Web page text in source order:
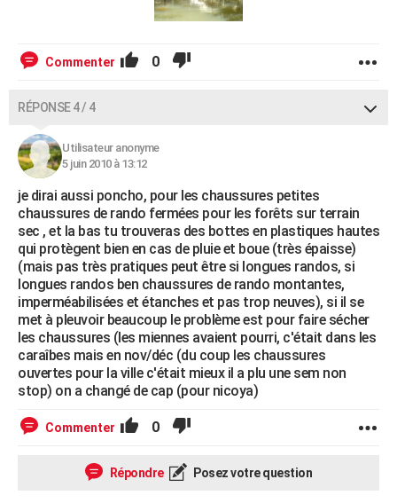
Commenter 0
RÉPONSE 4 / 4
Utilisateur anonyme
5 juin 2010 à 13:12
je dirai aussi poncho, pour les chaussures petites
chaussures de rando fermées pour les forêts sur terrain
sec , et la bas tu trouveras des bottes en plastiques hautes
qui protègent bien en cas de pluie et boue (très épaisse)
(mais pas très pratiques peut être si longues randos, si
longues randos ben chaussures de rando montantes,
imperméabilisées et étanches et pas trop neuves), si il se
met à pleuvoir beaucoup le problème est pour faire sécher
les chaussures (les miennes avaient pourri, c'était dans les
caraîbes mais en nov/déc (du coup les chaussures
ouvertes pour la ville c'était mieux il a plu une sem non
stop) on a changé de cap (pour nicoya)
Commenter 0
Répondre Posez votre question